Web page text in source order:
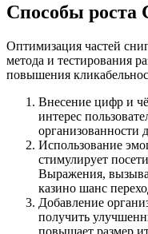
Способы роста
Оптимизация частей
метода и тестирования
повышения
Внесение цифр и
интерес
организованности
Использование
стимулирует
Выражения,
казино шанс
Добавление
получить
повышает размер